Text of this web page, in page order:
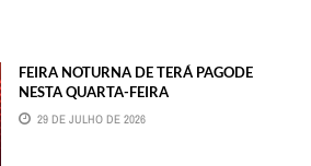
FEIRA NOTURNA DE TERÁ PAGODE
NESTA QUARTA-FEIRA
29 DE JULHO DE 2026